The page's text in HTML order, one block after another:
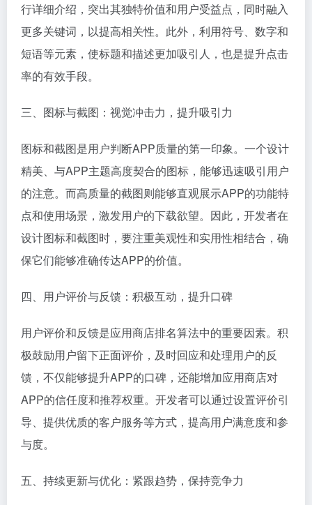
行详细介绍，突出其独特价值和用户受益点，同时融入
更多关键词，以提高相关性。此外，利用符号、数字和
短语等元素，使标题和描述更加吸引人，也是提升点击
率的有效手段。
三、图标与截图：视觉冲击力，提升吸引力
图标和截图是用户判断APP质量的第一印象。一个设计
精美、与APP主题高度契合的图标，能够迅速吸引用户
的注意。而高质量的截图则能够直观展示APP的功能特
点和使用场景，激发用户的下载欲望。因此，开发者在
设计图标和截图时，要注重美观性和实用性相结合，确
保它们能够准确传达APP的价值。
四、用户评价与反馈：积极互动，提升口碑
用户评价和反馈是应用商店排名算法中的重要因素。积
极鼓励用户留下正面评价，及时回应和处理用户的反
馈，不仅能够提升APP的口碑，还能增加应用商店对
APP的信任度和推荐权重。开发者可以通过设置评价引
导、提供优质的客户服务等方式，提高用户满意度和参
与度。
五、持续更新与优化：紧跟趋势，保持竞争力